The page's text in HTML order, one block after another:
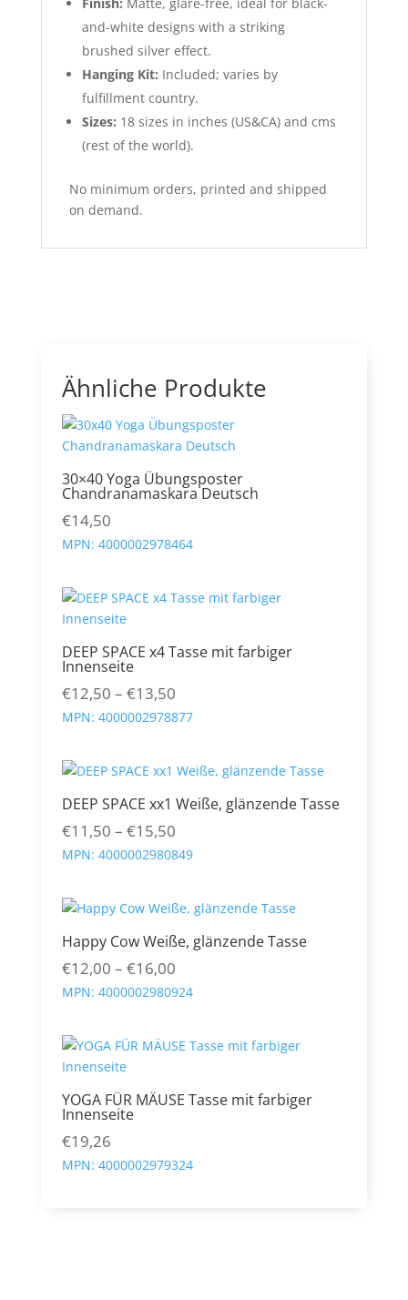
and-white designs with a striking
brushed silver effect.
Hanging Kit: Included; varies by
fulfillment country.
Sizes: 18 sizes in inches (US&CA) and cms
(rest of the world).
No minimum orders, printed and shipped
on demand.
Ähnliche Produkte
30×40 Yoga Übungsposter
Chandranamaskara Deutsch
€14,50
MPN: 4000002978464
DEEP SPACE x4 Tasse mit farbiger
Innenseite
€12,50 – €13,50Preisspanne:
€12,50
€13,50
MPN: 4000002978877
DEEP SPACE xx1 Weiße, glänzende Tasse
€11,50 – €15,50Preisspanne:
€11,50
€15,50
MPN: 4000002980849
Happy Cow Weiße, glänzende Tasse
€12,00 – €16,00Preisspanne:
€12,00
€16,00
MPN: 4000002980924
YOGA FÜR MÄUSE Tasse mit farbiger
Innenseite
€19,26
MPN: 4000002979324